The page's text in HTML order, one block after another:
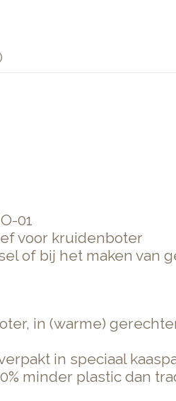
01
voor kruidenboter
of bij het maken van
in (warme)
in speciaal
minder plastic dan